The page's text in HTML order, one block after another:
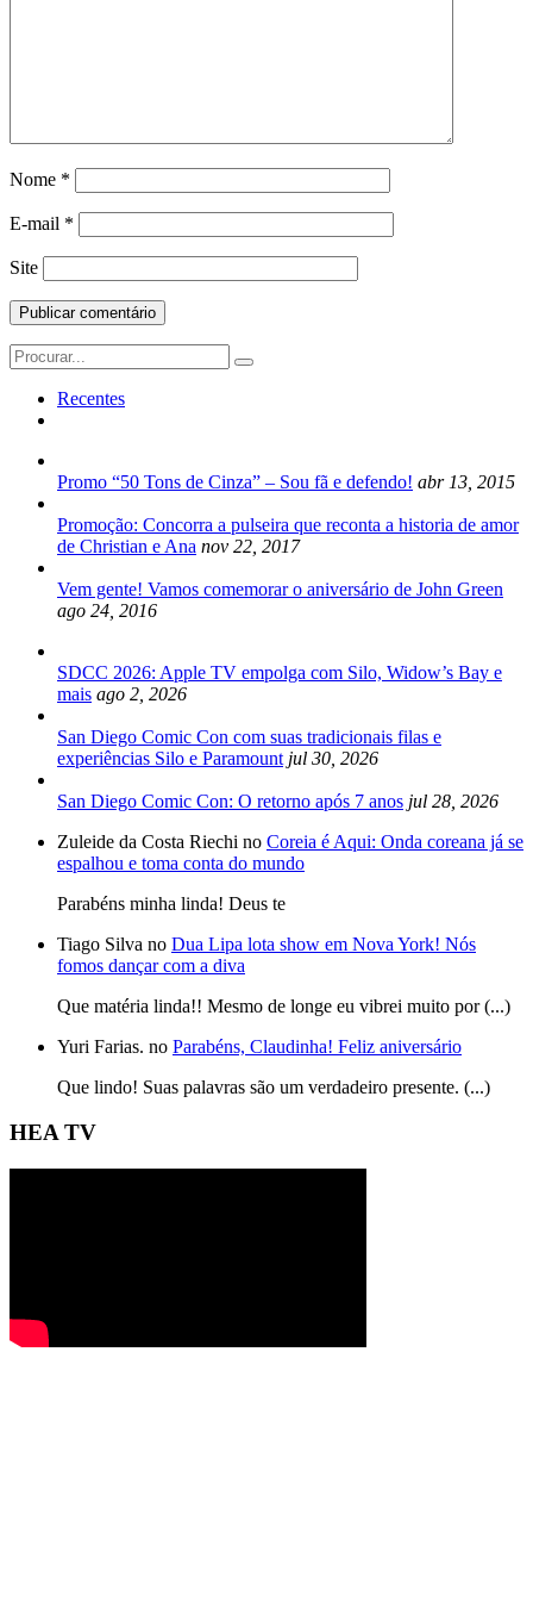
Nome *
E-mail *
Site
Search
for:
Recentes
Promo “50 Tons de Cinza” – Sou fã e defendo! abr 13, 2015
Promoção: Concorra a pulseira que reconta a historia de amor
de Christian e Ana nov 22, 2017
Vem gente! Vamos comemorar o aniversário de John Green
ago 24, 2016
SDCC 2026: Apple TV empolga com Silo, Widow’s Bay e
mais ago 2, 2026
San Diego Comic Con com suas tradicionais filas e
experiências Silo e Paramount jul 30, 2026
San Diego Comic Con: O retorno após 7 anos jul 28, 2026
Zuleide da Costa Riechi no Coreia é Aqui: Onda coreana já se
espalhou e toma conta do mundo
Parabéns minha linda! Deus te
Tiago Silva no Dua Lipa lota show em Nova York! Nós
fomos dançar com a diva
Que matéria linda!! Mesmo de longe eu vibrei muito por (...)
Yuri Farias. no Parabéns, Claudinha! Feliz aniversário
Que lindo! Suas palavras são um verdadeiro presente. (...)
HEA TV